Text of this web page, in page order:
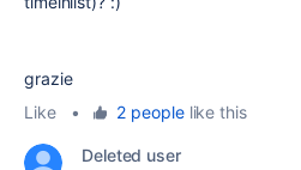
grazie
Like
• 2 peoplelike this
Deleted user